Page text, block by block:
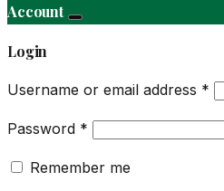
Account
Login
Username or email address *
Password *
Remember me